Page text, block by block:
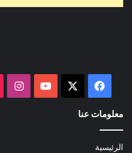
فيسبوك ‫YouTube
معلومات عنا
الرئيسية